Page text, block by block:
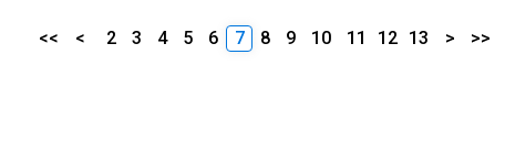
<< < 2 3 4 5 6 7 8 9 10 11 12 13 > >>